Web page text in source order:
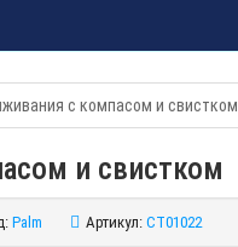
с компасом и свистком
и свистком
Palm Артикул: CT01022